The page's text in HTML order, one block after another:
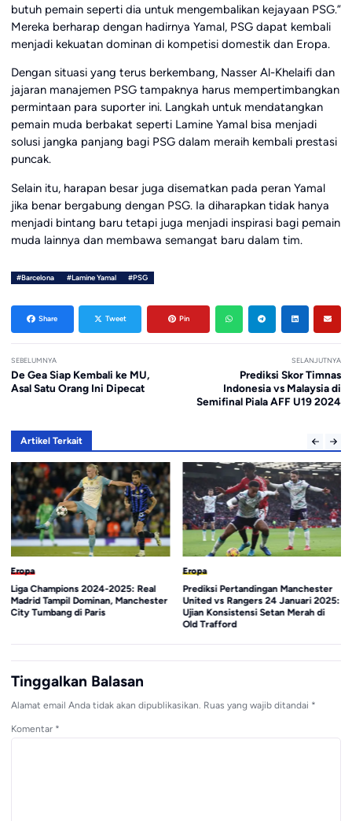
butuh pemain seperti dia untuk mengembalikan kejayaan PSG.”
Mereka berharap dengan hadirnya Yamal, PSG dapat kembali
menjadi kekuatan dominan di kompetisi domestik dan Eropa.
Dengan situasi yang terus berkembang, Nasser Al-Khelaifi dan
jajaran manajemen PSG tampaknya harus mempertimbangkan
permintaan para suporter ini. Langkah untuk mendatangkan
pemain muda berbakat seperti Lamine Yamal bisa menjadi
solusi jangka panjang bagi PSG dalam meraih kembali prestasi
puncak.
Selain itu, harapan besar juga disematkan pada peran Yamal
jika benar bergabung dengan PSG. Ia diharapkan tidak hanya
menjadi bintang baru tetapi juga menjadi inspirasi bagi pemain
muda lainnya dan membawa semangat baru dalam tim.
#Barcelona #Lamine Yamal #PSG
Share Tweet Pin
SEBELUMNYA
De Gea Siap Kembali ke MU,
Asal Satu Orang Ini Dipecat
SELANJUTNYA
Prediksi Skor Timnas
Indonesia vs Malaysia di
Semifinal Piala AFF U19 2024
Artikel Terkait
Eropa
Liga Champions 2024-2025: Real
Madrid Tampil Dominan, Manchester
City Tumbang di Paris
Eropa
Prediksi Pertandingan Manchester
United vs Rangers 24 Januari 2025:
Ujian Konsistensi Setan Merah di
Old Trafford
Tinggalkan Balasan
Alamat email Anda tidak akan dipublikasikan. Ruas yang wajib ditandai *
Komentar *